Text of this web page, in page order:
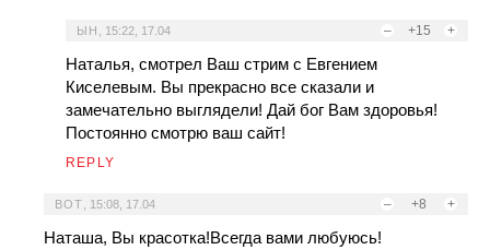
– +15 +
ЫН 15:22, 17.04
Наталья, смотрел Ваш стрим с Евгением
Киселевым. Вы прекрасно все сказали и
замечательно выглядели! Дай бог Вам здоровья!
Постоянно смотрю ваш сайт!
REPLY
– +8 +
ВОТ 15:08, 17.04
Наташа, Вы красотка!Всегда вами любуюсь!